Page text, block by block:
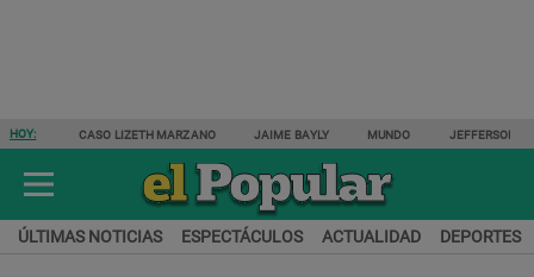
HOY: CASO LIZETH MARZANO JAIME BAYLY MUNDO JEFFERSON
ÚLTIMAS NOTICIAS ESPECTÁCULOS ACTUALIDAD DEPORTES